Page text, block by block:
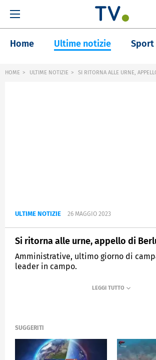
Home Ultime notizie Sport
HOME ULTIME NOTIZIE SI RITORNA ALLE URNE,
ULTIME NOTIZIE 26 MAGGIO 2023
Si ritorna alle urne, appello di
Amministrative, ultimo giorno di
leader in campo.
SUGGERITI